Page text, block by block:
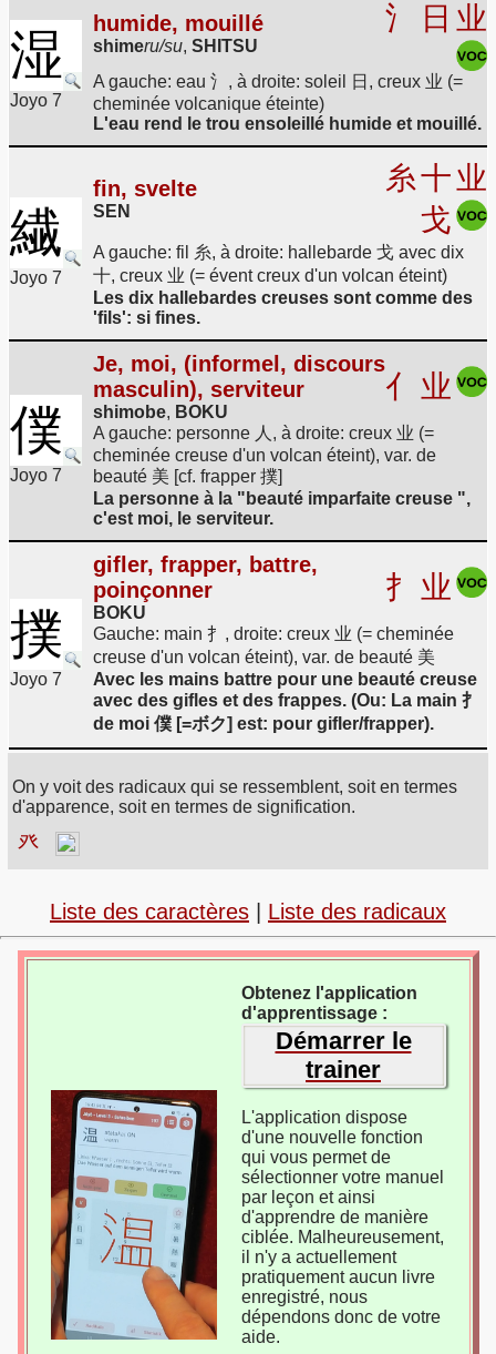
湿
Joyo 7
humide, mouillé
shimeru/su, SHITSU
氵 日 业
A gauche: eau 氵, à droite: soleil 日, creux 业 (=
cheminée volcanique éteinte)
L'eau rend le trou ensoleillé humide et mouillé.
繊
Joyo 7
fin, svelte
SEN
糸十业
戈
A gauche: fil 糸, à droite: hallebarde 戈 avec dix
十, creux 业 (= évent creux d'un volcan éteint)
Les dix hallebardes creuses sont comme des
'fils': si fines.
僕
Joyo 7
Je, moi, (informel, discours
masculin), serviteur
shimobe, BOKU
亻 业
A gauche: personne 人, à droite: creux 业 (=
cheminée creuse d'un volcan éteint), var. de
beauté 美 [cf. frapper 撲]
La personne à la "beauté imparfaite creuse ",
c'est moi, le serviteur.
撲
Joyo 7
gifler, frapper, battre,
poinçonner
BOKU
扌 业
Gauche: main 扌, droite: creux 业 (= cheminée
creuse d'un volcan éteint), var. de beauté 美
Avec les mains battre pour une beauté creuse
avec des gifles et des frappes. (Ou: La main 扌
de moi 僕 [=ボク] est: pour gifler/frapper).
On y voit des radicaux qui se ressemblent, soit en termes
d'apparence, soit en termes de signification.
癶
Liste des caractères Liste des radicaux
Obtenez l'application
d'apprentissage :
Démarrer le
trainer
L'application dispose
d'une nouvelle fonction
qui vous permet de
sélectionner votre manuel
par leçon et ainsi
d'apprendre de manière
ciblée. Malheureusement,
il n'y a actuellement
pratiquement aucun livre
enregistré, nous
dépendons donc de votre
aide.